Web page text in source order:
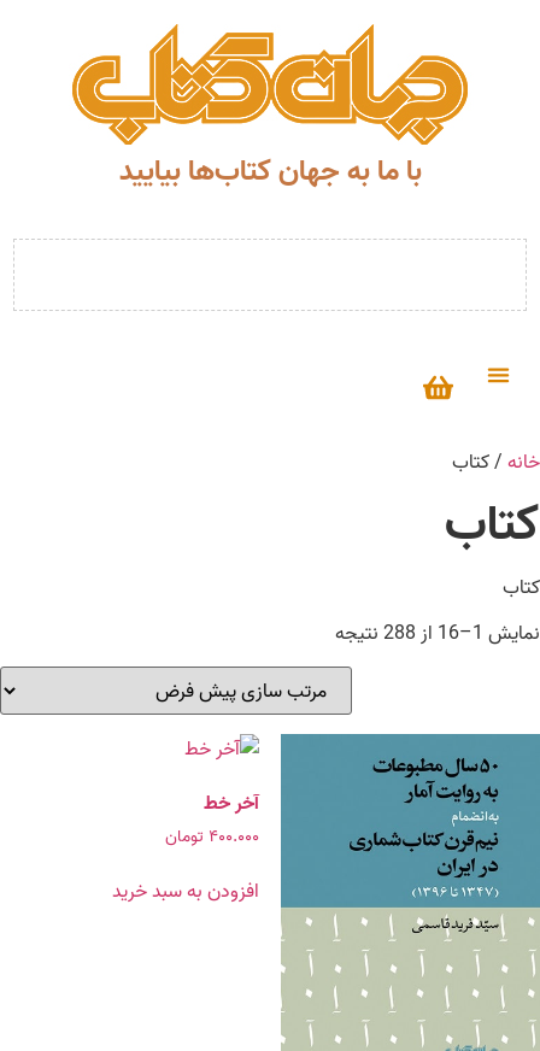
با ما به جهان کتاب‌ها بیایید
خانه / کتاب
کتاب
کتاب
نمایش 1–16 از 288 نتیجه
آخر خط
۴۰۰.۰۰۰ تومان
افزودن به سبد خرید